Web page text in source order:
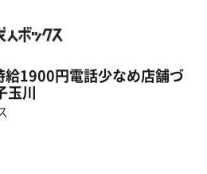
1900円電話少なめ店舗づ
玉川